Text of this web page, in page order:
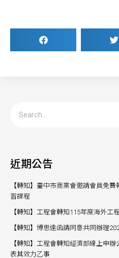
近期公告
【轉知】臺中市商業會邀請會員免
習課程
【轉知】工程會轉知115年度海外工
【轉知】博思達函請同意共同辦理
【轉知】工程會轉知經濟部線上申
表其效力乙事